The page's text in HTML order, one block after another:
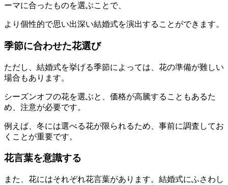
ーマに合ったものを選ぶことで、
より個性的で思い出深い結婚式を演出することができます。
季節に合わせた花選び
ただし、結婚式を挙げる季節によっては、花の準備が難しい
場合もあります。
シーズンオフの花を選ぶと、価格が高騰することもあるた
め、注意が必要です。
例えば、冬には選べる花が限られるため、事前に調査してお
くことが重要です。
花言葉を意識する
また、花にはそれぞれ花言葉があります。結婚式にふさわし